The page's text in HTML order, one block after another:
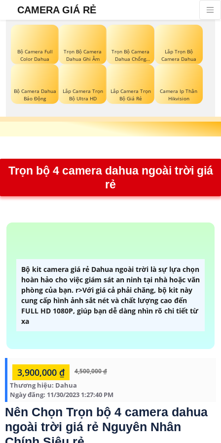
CAMERA GIÁ RẺ
Bộ Camera Full
Color Dahua
Trọn Bộ Camera
Dahua Ghi Âm
Trọn Bộ Camera
Dahua Chống
Trộm
Lắp Trọn Bộ
Camera Dahua
Bộ Camera Dahua
Báo Động
Lắp Camera Trọn
Bộ Ultra HD
Lắp Camera Trọn
Bộ Giá Rẻ
Camera Ip Thân
Hikvision
Trọn bộ 4 camera dahua ngoài trời giá
rẻ
Bộ kit camera giá rẻ Dahua ngoài trời là sự lựa chọn
hoàn hảo cho việc giám sát an ninh tại nhà hoặc văn
phòng của bạn. r>Với giá cả phải chăng, bộ kit này
cung cấp hình ảnh sắt nét và chất lượng cao đến
FULL HD 1080P, giúp bạn dễ dàng nhìn rõ chi tiết từ
xa
3,900,000 ₫ 4,500,000 ₫
Thương hiệu: Dahua
Ngày đăng: 11/30/2023 1:27:40 PM
Nên Chọn Trọn bộ 4 camera dahua
ngoài trời giá rẻ Nguyên Nhân